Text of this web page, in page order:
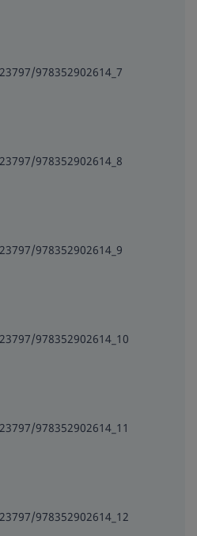
978352902614_7
978352902614_8
978352902614_9
978352902614_10
978352902614_11
978352902614_12